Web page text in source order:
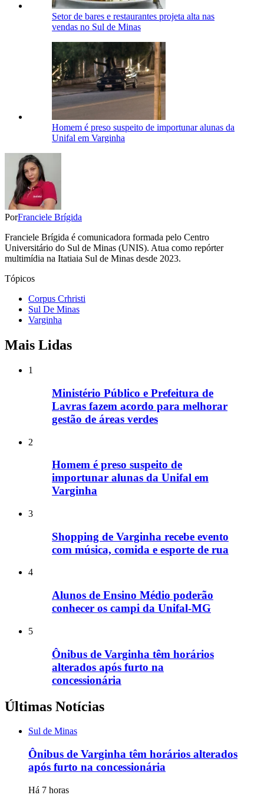
Setor de bares e restaurantes projeta alta nas
vendas no Sul de Minas
Homem é preso suspeito de importunar alunas da
Unifal em Varginha
PorFranciele Brígida
Franciele Brígida é comunicadora formada pelo Centro
Universitário do Sul de Minas (UNIS). Atua como repórter
multimídia na Itatiaia Sul de Minas desde 2023.
Tópicos
Corpus Crhristi
Sul De Minas
Varginha
Mais Lidas
1
Ministério Público e Prefeitura de
Lavras fazem acordo para melhorar
gestão de áreas verdes
2
Homem é preso suspeito de
importunar alunas da Unifal em
Varginha
3
Shopping de Varginha recebe evento
com música, comida e esporte de rua
4
Alunos de Ensino Médio poderão
conhecer os campi da Unifal-MG
5
Ônibus de Varginha têm horários
alterados após furto na
concessionária
Últimas Notícias
Sul de Minas
Ônibus de Varginha têm horários alterados
após furto na concessionária
Há 7 horas